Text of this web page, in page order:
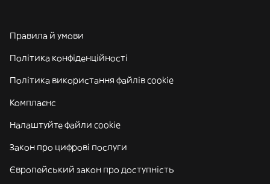
Правила й умови
Політика конфіденційності
Політика використання файлів cookie
Комплаєнс
Налаштуйте файли cookie
Закон про цифрові послуги
Європейський закон про доступність